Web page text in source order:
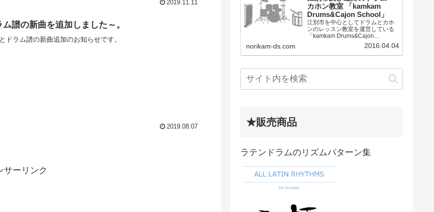
2019.11.11
ム譜の新曲を追加しました～。
ドラム譜の新曲追加のお知らせです。
2019.08.07
サーリンク
カホン教室 「kamkam
Drums&Cajon School」
江別市を中心としてドラムとカホ
ンのレッスン教室を運営している
「kamkam Drums&Cajon
norikam-ds.com 2016.04.04
★販売商品
ラテンドラムのリズムパターン集